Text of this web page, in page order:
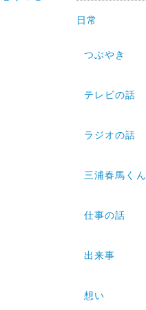
日常
つぶやき
テレビの話
ラジオの話
三浦春馬くん
仕事の話
出来事
想い